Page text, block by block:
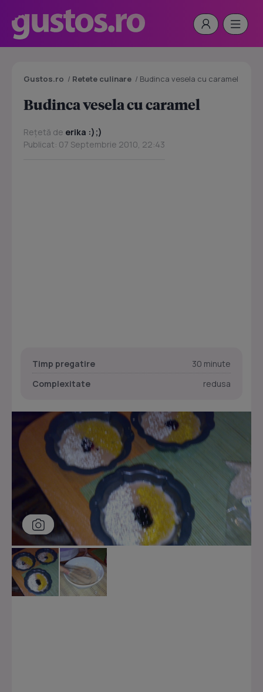
Gustos.ro / Retete culinare / Budinca vesela cu caramel
Budinca vesela cu caramel
Rețetă de erika :);)
Publicat: 07 Septembrie 2010, 22:43
Timp pregatire
30 minute
Complexitate
redusa